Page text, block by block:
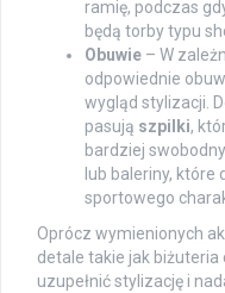
ramię, podczas
będą torby typu
Obuwie – W
odpowiednie
wygląd stylizacji.
pasują szpilki,
bardziej
lub baleriny, które
sportowego
Oprócz wymienionych
detale takie jak
uzupełnić stylizację i